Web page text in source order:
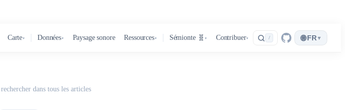
Carte▾ Données▾ Paysage sonore Ressources▾ Sémionte 🧬 ▾ Contribuer▾ / 🌐FR ▾
dans tous les articles